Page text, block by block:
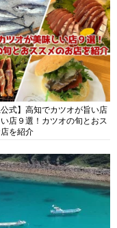
公式】高知でカツオが旨い店
店９選！カツオの旬とおス
を紹介